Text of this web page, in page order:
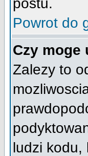
Powrot do
Czy moge
Zalezy to
ludzi kodu,